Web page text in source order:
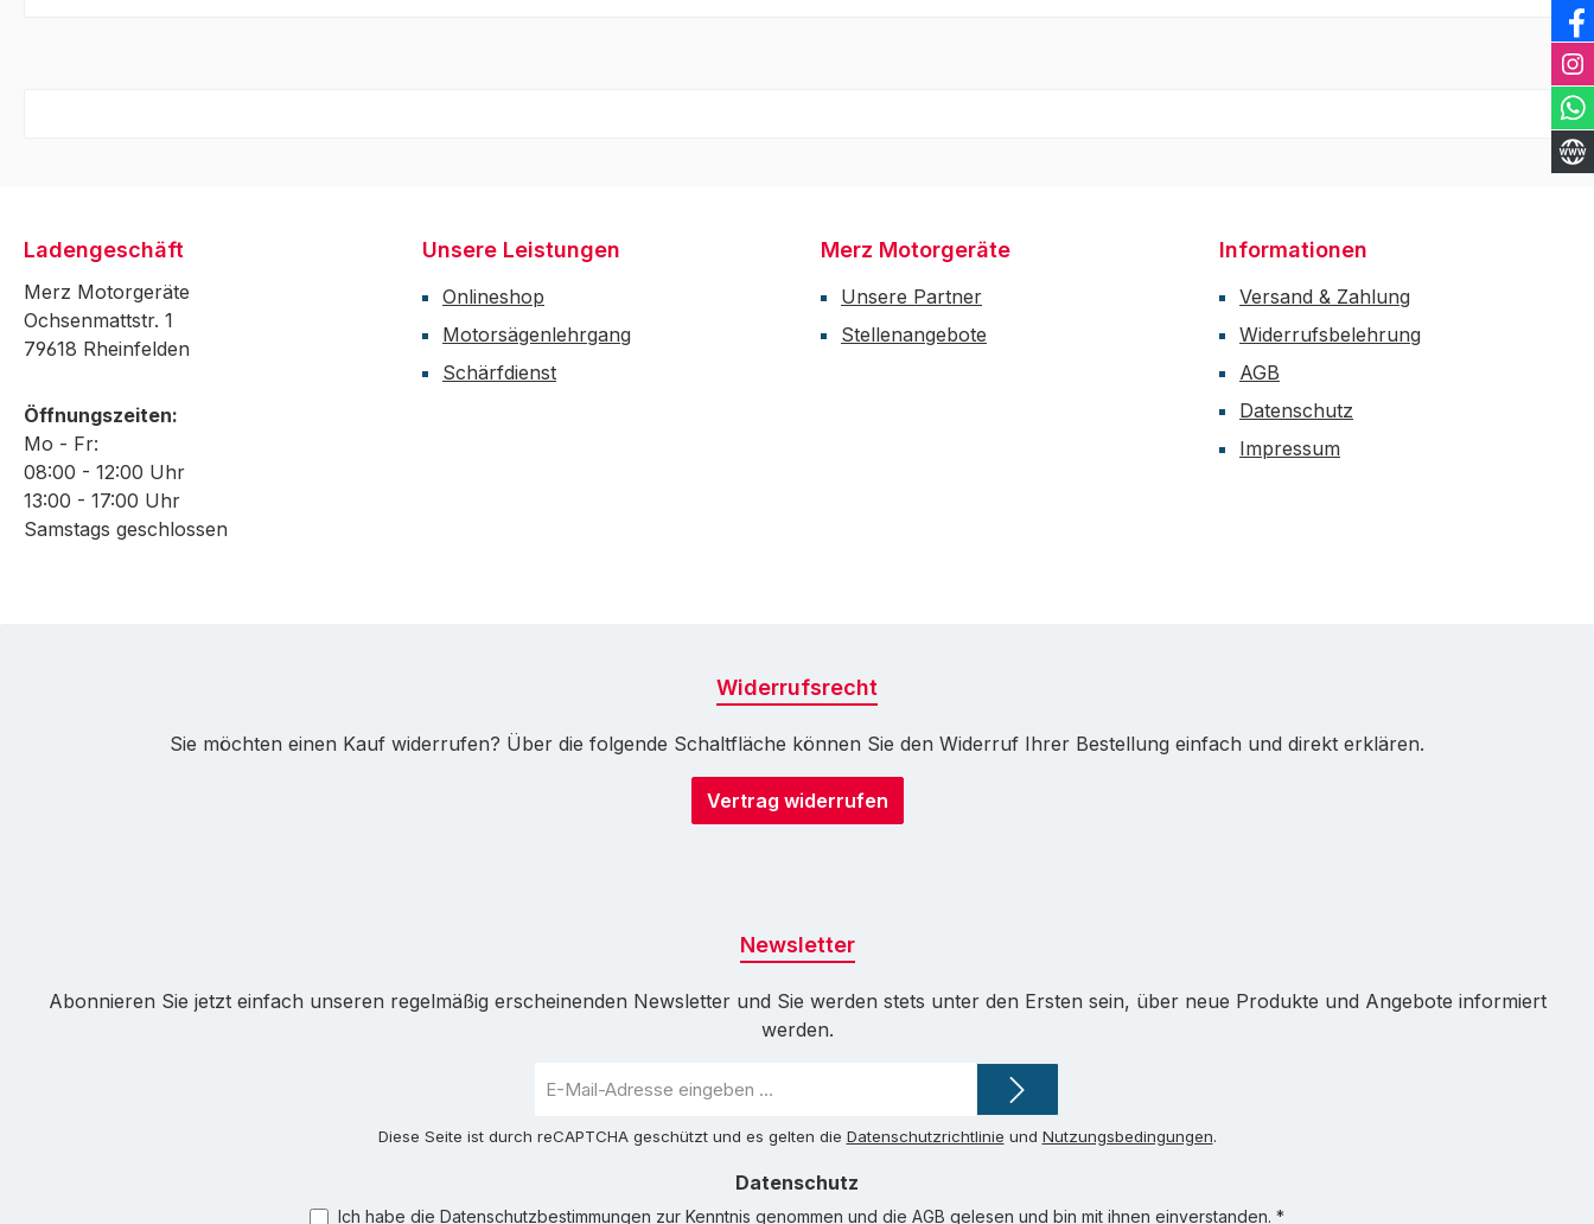
Ladengeschäft
Merz Motorgeräte
Ochsenmattstr. 1
79618 Rheinfelden
Öffnungszeiten:
Mo - Fr:
08:00 - 12:00 Uhr
13:00 - 17:00 Uhr
Samstags geschlossen
Unsere Leistungen
Onlineshop
Motorsägenlehrgang
Schärfdienst
Merz Motorgeräte
Unsere Partner
Stellenangebote
Informationen
Versand & Zahlung
Widerrufsbelehrung
AGB
Datenschutz
Impressum
Widerrufsrecht
Sie möchten einen Kauf widerrufen? Über die folgende Schaltfläche können Sie den Widerruf Ihrer Bestellung einfach und direkt erklären.
Vertrag widerrufen
Newsletter
Abonnieren Sie jetzt einfach unseren regelmäßig erscheinenden Newsletter und Sie werden stets unter den Ersten sein, über neue Produkte und Angebote informiert
werden.
Mail-
Diese Seite ist durch reCAPTCHA geschützt und es gelten die Datenschutzrichtlinie und Nutzungsbedingungen.
Datenschutz
Ich habe die Datenschutzbestimmungen zur Kenntnis genommen und die AGB gelesen und bin mit ihnen einverstanden. *